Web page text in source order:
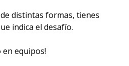
distintas formas, tienes
indica el desafío.
en equipos!